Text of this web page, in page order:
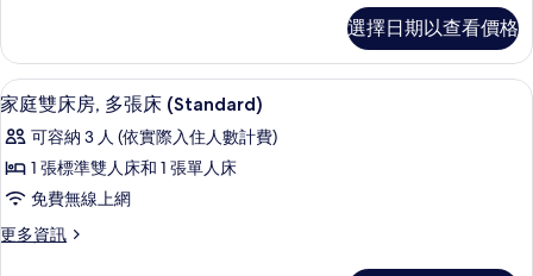
多
張
床
(Family,
Ocean)
的
所
雙
床
房,
多
張
床
Ocean)
的
詳
選擇日期以查看價格
顯
示
家
庭
雙
床
高級寢具、舒適加層、客房內保險箱、
3
家庭雙床房, 多張床 (Standard)
可容納 3 人 (依實際入住人數計費)
1 張標準雙人床和 1 張單人床
免費無線上網
更多資訊
更